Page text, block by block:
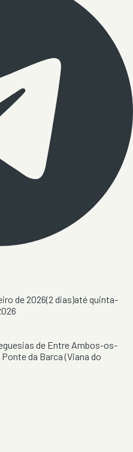
de 2026(2 dias)atéquinta-
de Entre Ambos-os-
Ponte da Barca(Viana do